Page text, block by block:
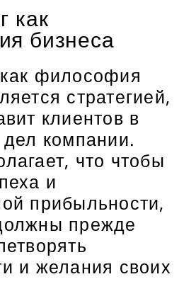
как
бизнеса
философия
стратегией,
клиентов в
компании.
что чтобы
и
прибыльности,
прежде
и желания своих